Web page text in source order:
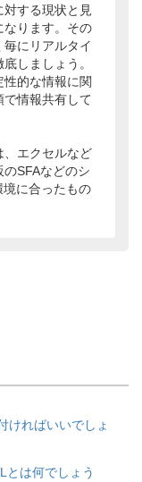
する現状と見
なります。その
にリアルタイ
しましょう。
的な情報に関
で情報共有して
エクセルなど
SFAなどのシ
に合ったもの
ければいいでしょ
とは何でしょう